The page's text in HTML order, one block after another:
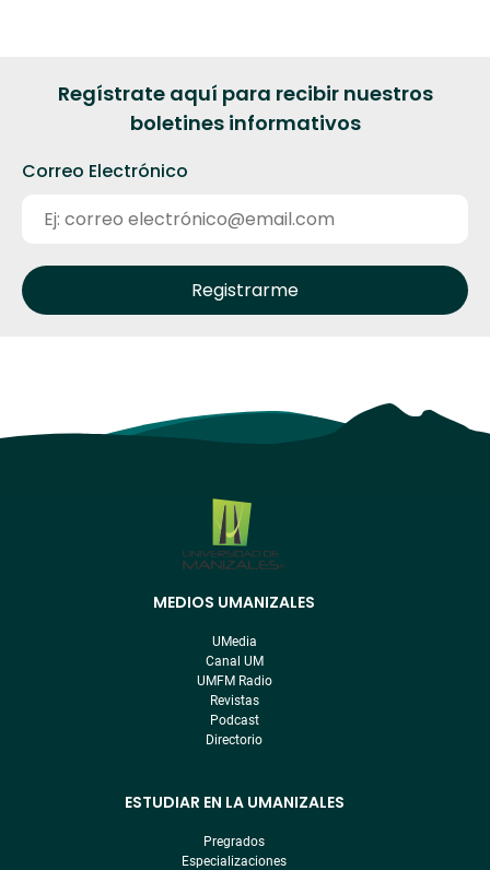
Regístrate aquí para recibir nuestros
boletines informativos
Correo Electrónico
MEDIOS UMANIZALES
UMedia
Canal UM
UMFM Radio
Revistas
Podcast
Directorio
ESTUDIAR EN LA UMANIZALES
Pregrados
Especializaciones